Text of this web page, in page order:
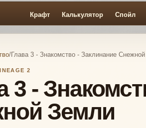
Крафт Калькулятор Спойл
/Глава 3 - Знакомство - Заклинание
2
3 -
Земли